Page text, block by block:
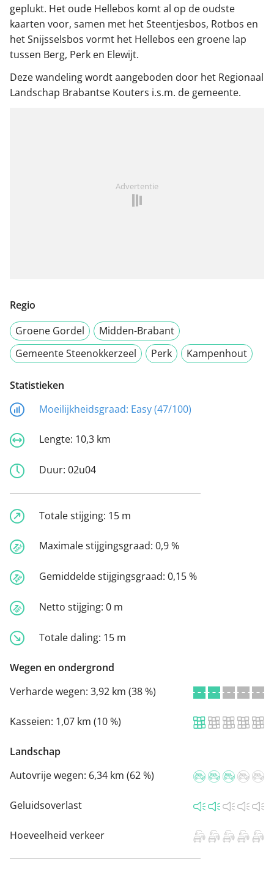
geplukt. Het oude Hellebos komt al op de oudste
kaarten voor, samen met het Steentjesbos, Rotbos en
het Snijsselsbos vormt het Hellebos een groene lap
tussen Berg, Perk en Elewijt.
Deze wandeling wordt aangeboden door het Regionaal
Landschap Brabantse Kouters i.s.m. de gemeente.
Advertentie
Regio
Groene Gordel
Midden-Brabant
Gemeente Steenokkerzeel
Perk Kampenhout
Statistieken
Moeilijkheidsgraad: Easy (47/100)
Lengte: 10,3 km
Duur: 02u04
Totale stijging: 15 m
Maximale stijgingsgraad: 0,9 %
Gemiddelde stijgingsgraad: 0,15 %
Netto stijging: 0 m
Totale daling: 15 m
Wegen en ondergrond
Verharde wegen: 3,92 km (38 %)
Kasseien: 1,07 km (10 %)
Landschap
Autovrije wegen: 6,34 km (62 %)
Geluidsoverlast
Hoeveelheid verkeer